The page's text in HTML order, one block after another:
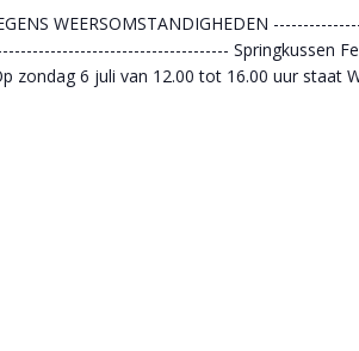
WEERSOMSTANDIGHEDEN
Springkussen
zondag 6 juli van 12.00 tot 16.00 uur staat